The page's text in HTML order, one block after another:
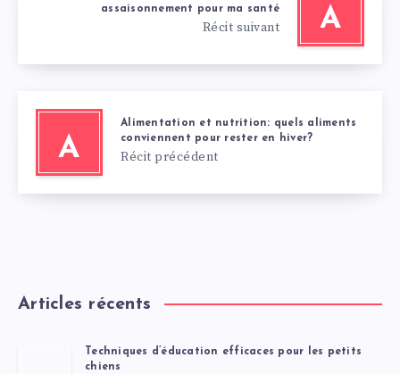
A
assaisonnement pour ma santé
Récit suivant
A
Alimentation et nutrition: quels aliments
conviennent pour rester en hiver?
Récit précédent
Articles récents
Techniques d’éducation efficaces pour les petits
chiens